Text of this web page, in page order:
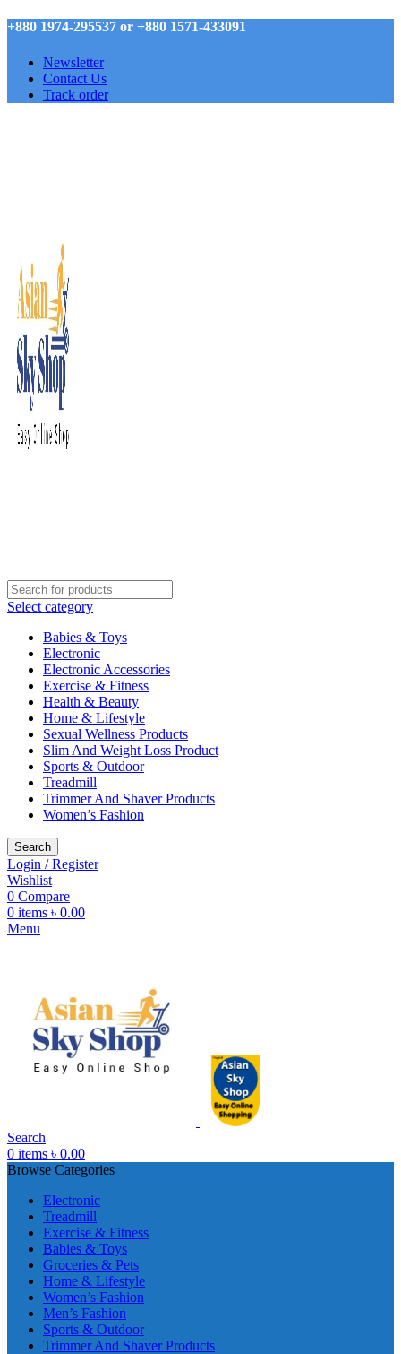
+880 1974-295537 or +880 1571-433091
Newsletter
Contact Us
Track order
Select category
Babies & Toys
Electronic
Electronic Accessories
Exercise & Fitness
Health & Beauty
Home & Lifestyle
Sexual Wellness Products
Slim And Weight Loss Product
Sports & Outdoor
Treadmill
Trimmer And Shaver Products
Women’s Fashion
Search
Login / Register
Wishlist
0 Compare
0 items ৳ 0.00
Menu
Search
0 items ৳ 0.00
Browse Categories
Electronic
Treadmill
Exercise & Fitness
Babies & Toys
Groceries & Pets
Home & Lifestyle
Women’s Fashion
Men’s Fashion
Sports & Outdoor
Trimmer And Shaver Products